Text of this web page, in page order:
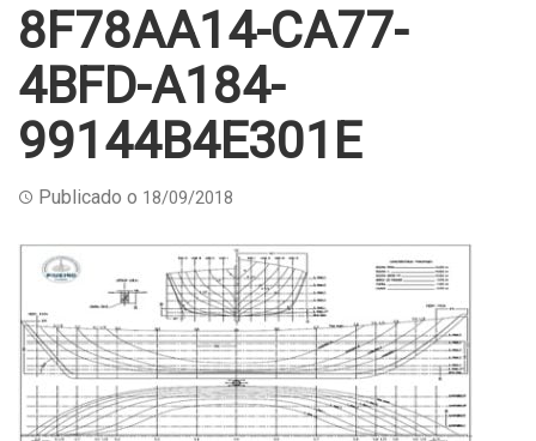
8F78AA14-CA77-
4BFD-A184-
99144B4E301E
Publicado o 18/09/2018